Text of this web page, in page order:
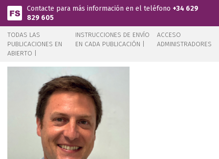
Pasar al contenido principal
Contacte para más información en el teléfono +34 629
829 605
TODAS LAS
PUBLICACIONES EN
ABIERTO |
INSTRUCCIONES DE ENVÍO
EN CADA PUBLICACIÓN |
ACCESO
ADMINISTRADORES